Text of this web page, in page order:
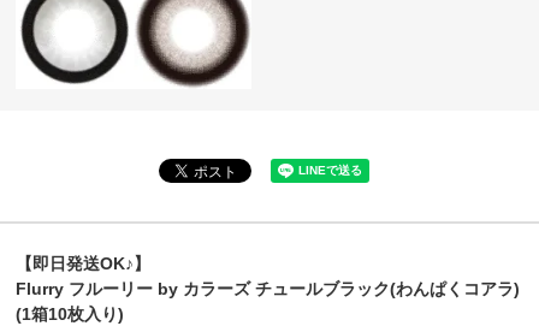
【即日発送OK♪】
Flurry フルーリー by カラーズ チュールブラック(わんぱくコアラ)
(1箱10枚入り)